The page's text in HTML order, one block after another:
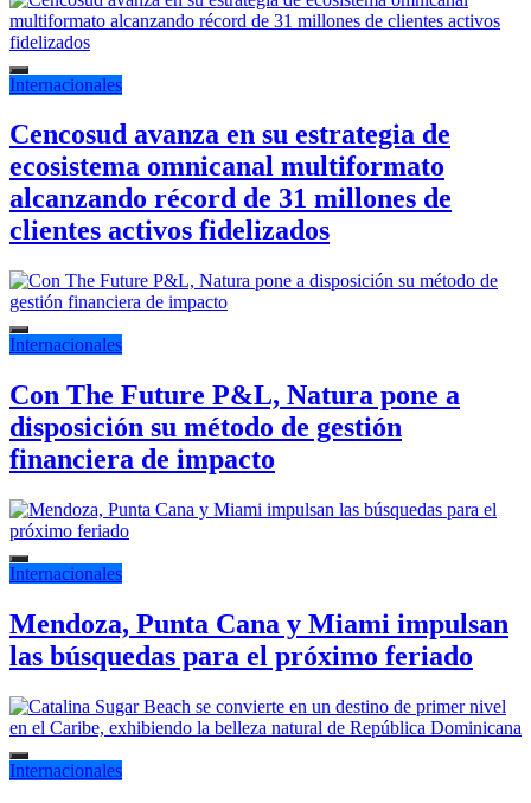
Internacionales
Cencosud avanza en su estrategia de
ecosistema omnicanal multiformato
alcanzando récord de 31 millones de
clientes activos fidelizados
Internacionales
Con The Future P&L, Natura pone a
disposición su método de gestión
financiera de impacto
Internacionales
Mendoza, Punta Cana y Miami impulsan
las búsquedas para el próximo feriado
Internacionales